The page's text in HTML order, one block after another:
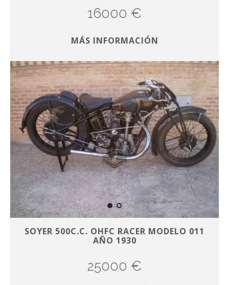
16000 €
MÁS INFORMACIÓN
SOYER 500C.C. OHFC RACER MODELO 011
AÑO 1930
25000 €